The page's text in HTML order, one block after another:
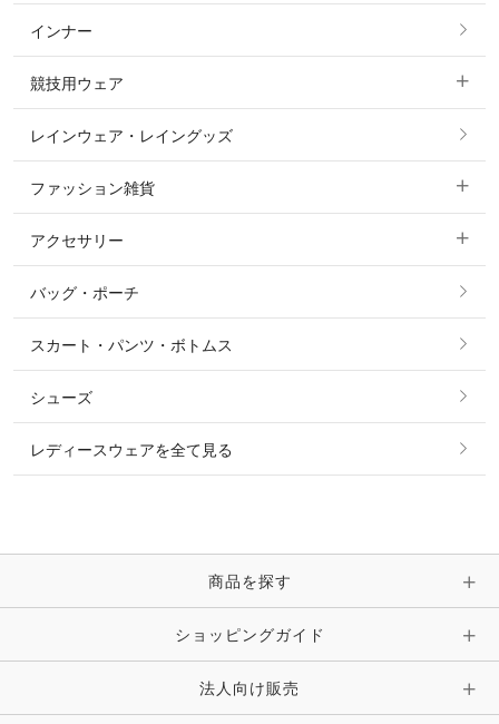
ニーグリップ・膝革 キュロット
ポロシャツ
カットソー・Tシャツ・タンクトップ
ニット・セーター
シャツ・ブラウス・ワンピース
すべてのアウター
コート
ジャケット・ブルゾン
インナー
競技用ウェア
すべての競技用ウェア
ショージャケット
ショーシャツ
レインウェア・レイングッズ
ファッション雑貨
すべてのファッション雑貨
ソックス
ベルト
時計・財布・キーケース・革小物
キーホルダー・チャーム・ストラップ
その他 ファッション雑貨
アクセサリー
すべてのアクセサリー
リング
ピアス・イヤリング
ピン・ブローチ・コサージュ
その他 アクセサリー
バッグ・ポーチ
スカート・パンツ・ボトムス
シューズ
レディースウェアを全て見る
商品を探す
ショッピングガイド
法人向け販売